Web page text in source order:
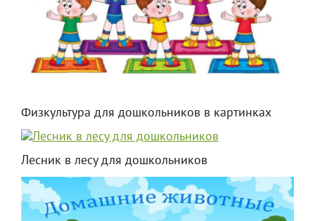
Физкультура для дошкольников в картинках
Лесник в лесу для дошкольников